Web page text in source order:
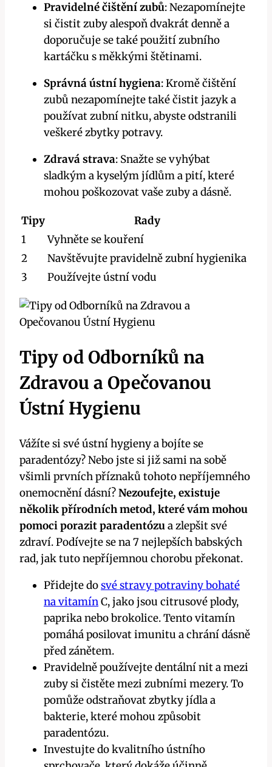
Pravidelné čištění zubů: Nezapomínejte
si čistit zuby alespoň dvakrát denně a
doporučuje se také použití zubního
kartáčku s měkkými štětinami.
Správná ústní hygiena: Kromě čištění
zubů nezapomínejte také čistit jazyk a
používat zubní nitku, abyste odstranili
veškeré zbytky potravy.
Zdravá strava: Snažte se vyhýbat
sladkým a kyselým jídlům a pití, které
mohou poškozovat vaše zuby a dásně.
Tipy
Rady
1
Vyhněte se kouření
2
Navštěvujte pravidelně zubní hygienika
3
Používejte ústní vodu
Tipy od Odborníků na
Zdravou a Opečovanou
Ústní Hygienu
Vážíte si své ústní hygieny a bojíte se
paradentózy? Nebo jste si již sami na sobě
všimli prvních příznaků tohoto nepříjemného
onemocnění dásní?Nezoufejte, existuje
několik přírodních metod, které vám mohou
pomoci porazit paradentózua zlepšit své
zdraví. Podívejte se na 7 nejlepších babských
rad, jak tuto nepříjemnou chorobu překonat.
Přidejte dosvé stravy potraviny bohaté
na vitamínC, jako jsou citrusové plody,
paprika nebo brokolice. Tento vitamín
pomáhá posilovat imunitu a chrání dásně
před zánětem.
Pravidelně používejte dentální nit a mezi
zuby si čistěte mezi zubními mezery. To
pomůže odstraňovat zbytky jídla a
bakterie, které mohou způsobit
paradentózu.
Investujte do kvalitního ústního